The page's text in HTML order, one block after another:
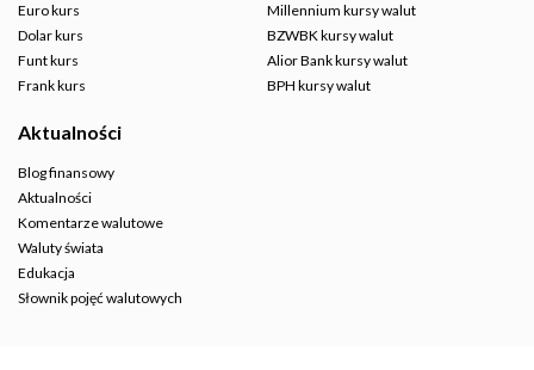
Euro kurs
Dolar kurs
Funt kurs
Frank kurs
Millennium kursy walut
BZWBK kursy walut
Alior Bank kursy walut
BPH kursy walut
Aktualności
Blog finansowy
Aktualności
Komentarze walutowe
Waluty świata
Edukacja
Słownik pojęć walutowych